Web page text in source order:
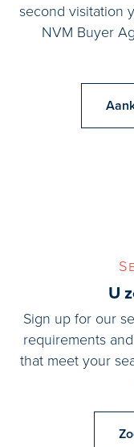
second visitation
NVM Buyer
U
Sign up for our
requirements
that meet your